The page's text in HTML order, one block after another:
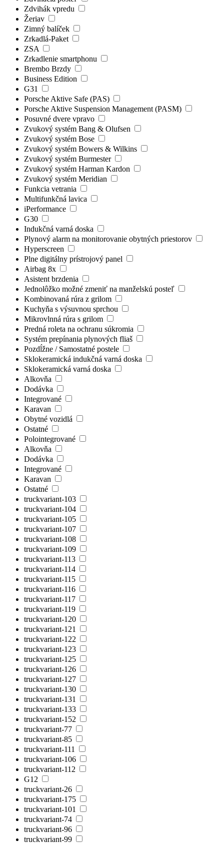
Zdvihák vpredu
Žeriav
Zimný balíček
Zrkadlá-Paket
ZSA
Zrkadlenie smartphonu
Brembo Brzdy
Business Edition
G31
Porsche Aktive Safe (PAS)
Porsche Aktive Suspension Management (PASM)
Posuvné dvere vpravo
Zvukový systém Bang & Olufsen
Zvukový systém Bose
Zvukový systém Bowers & Wilkins
Zvukový systém Burmester
Zvukový systém Harman Kardon
Zvukový systém Meridian
Funkcia vetrania
Multifunkčná lavica
iPerformance
G30
Indukčná varná doska
Plynový alarm na monitorovanie obytných priestorov
Hyperscreen
Plne digitálny prístrojový panel
Airbag 8x
Asistent brzdenia
Jednolôžko možné zmeniť na manželskú posteľ
Kombinovaná rúra z grilom
Kuchyňa s výsuvnou sprchou
Mikrovlnná rúra s grilom
Predná roleta na ochranu súkromia
Systém prepínania plynových fliaš
Pozdĺžne / Samostatné postele
Sklokeramická indukčná varná doska
Sklokeramická varná doska
Alkovňa
Dodávka
Integrované
Karavan
Obytné vozidlá
Ostatné
Polointegrované
Alkovňa
Dodávka
Integrované
Karavan
Ostatné
truckvariant-103
truckvariant-104
truckvariant-105
truckvariant-107
truckvariant-108
truckvariant-109
truckvariant-113
truckvariant-114
truckvariant-115
truckvariant-116
truckvariant-117
truckvariant-119
truckvariant-120
truckvariant-121
truckvariant-122
truckvariant-123
truckvariant-125
truckvariant-126
truckvariant-127
truckvariant-130
truckvariant-131
truckvariant-133
truckvariant-152
truckvariant-77
truckvariant-85
truckvariant-111
truckvariant-106
truckvariant-112
G12
truckvariant-26
truckvariant-175
truckvariant-101
truckvariant-74
truckvariant-96
truckvariant-99